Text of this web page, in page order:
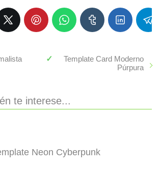
Template Card Moderno
Púrpura
te interese...
Neon Cyberpunk